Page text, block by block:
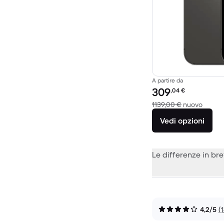
A partire da
Prezzo del
309,04 €
1139,00 € nuovo
Vedi opzioni
Le differenze in
4,2/5